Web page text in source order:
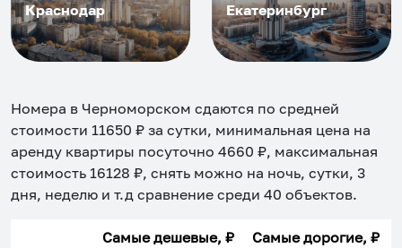
Краснодар Екатеринбург
Номера в Черноморском сдаются по средней
стоимости 11650 ₽ за сутки, минимальная цена на
аренду квартиры посуточно 4660 ₽, максимальная
стоимость 16128 ₽, снять можно на ночь, сутки, 3
дня, неделю и т.д сравнение среди 40 объектов.
Самые дешевые, ₽ Самые дорогие, ₽